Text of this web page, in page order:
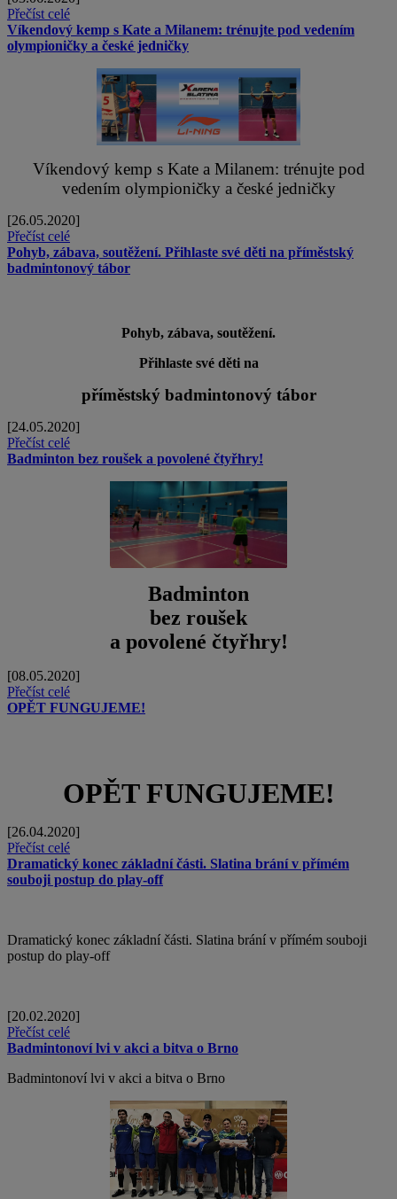
Přečíst celé
Víkendový kemp s Kate a Milanem: trénujte pod vedením
olympioničky a české jedničky
Víkendový kemp s Kate a Milanem: trénujte pod
vedením olympioničky a české jedničky
[26.05.2020]
Přečíst celé
Pohyb, zábava, soutěžení. Přihlaste své děti na příměstský
badmintonový tábor
Pohyb, zábava, soutěžení.
Přihlaste své děti na
příměstský badmintonový tábor
[24.05.2020]
Přečíst celé
Badminton bez roušek a povolené čtyřhry!
Badminton
bez roušek
a povolené čtyřhry!
[08.05.2020]
Přečíst celé
OPĚT FUNGUJEME!
OPĚT FUNGUJEME!
[26.04.2020]
Přečíst celé
Dramatický konec základní části. Slatina brání v přímém
souboji postup do play-off
Dramatický konec základní části. Slatina brání v přímém souboji
postup do play-off
[20.02.2020]
Přečíst celé
Badmintonoví lvi v akci a bitva o Brno
Badmintonoví lvi v akci a bitva o Brno